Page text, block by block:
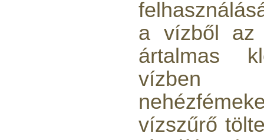
a vízből az
ártalmas
vízszűrő